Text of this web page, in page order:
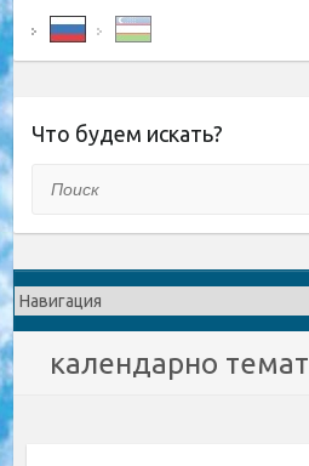
Что будем искать?
календарно